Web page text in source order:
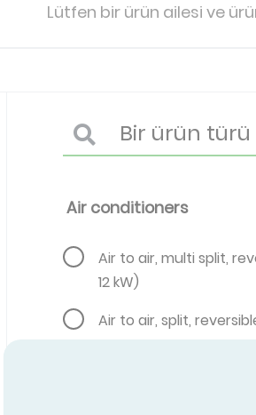
Lütfen bir ürün ailesi ve
Air conditioners
Air to air, multi split,
12 kW)
Air to air, split,